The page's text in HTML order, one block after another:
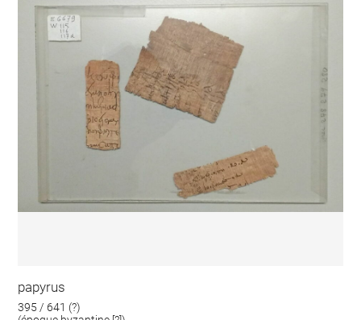
papyrus
395 / 641 (?)